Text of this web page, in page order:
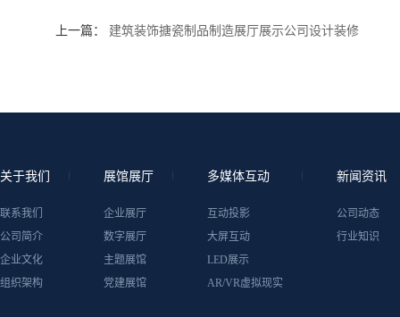
上一篇： 建筑装饰搪瓷制品制造展厅展示公司设计装修
关于我们
联系我们
公司简介
企业文化
组织架构
展馆展厅
企业展厅
数字展厅
主题展馆
党建展馆
多媒体互动
互动投影
大屏互动
LED展示
AR/VR虚拟现实
新闻资讯
公司动态
行业知识